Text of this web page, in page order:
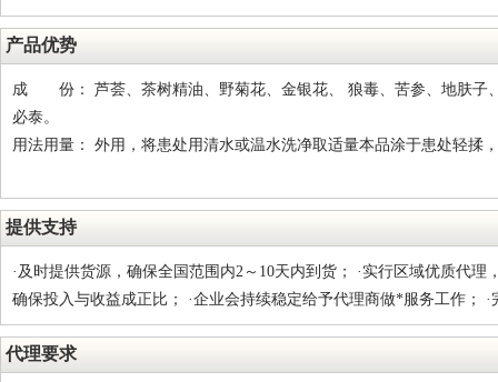
产品优势
成 份： 芦荟、茶树精油、野菊花、金银花、 狼毒、苦参、地肤子
必泰。
用法用量： 外用，将患处用清水或温水洗净取适量本品涂于患处轻揉
提供支持
·及时提供货源，确保全国范围内2～10天内到货； ·实行区域优质代
确保投入与收益成正比； ·企业会持续稳定给予代理商做*服务工作；
代理要求